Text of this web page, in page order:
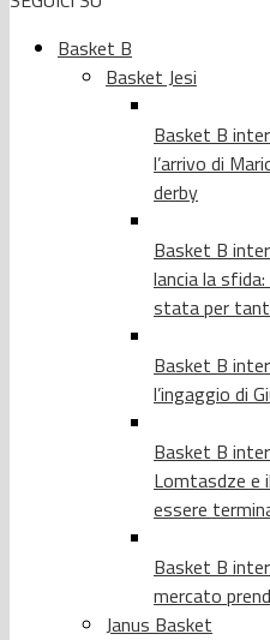
Basket B
Basket Jesi
Basket B
l’arrivo di
derby
Basket B
lancia la
stata per
Basket B
l’ingaggio di
Basket B
Lomtasdze e
essere
Basket B
mercato
Janus Basket